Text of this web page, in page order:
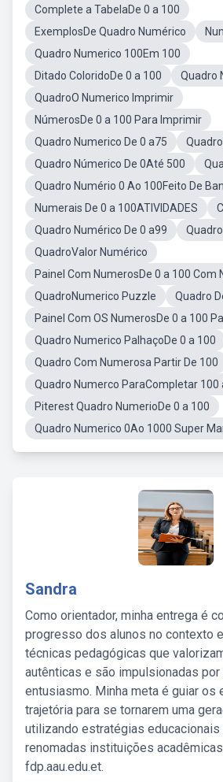
Complete a TabelaDe 0 a 100
ExemplosDe Quadro Numérico
Quadro Numerico 100Em 100
Ditado ColoridoDe 0 a 100
Quadro
QuadroO Numerico Imprimir
NúmerosDe 0 a 100 Para Imprimir
Quadro Numerico De 0 a75
Quadro Númerico De 0Até 500
Quadro Numério 0 Ao 100Feito De
Numerais De 0 a 100ATIVIDADES
Quadro Numérico De 0 a99
QuadroValor Numérico
Painel Com NumerosDe 0 a 100 Com
QuadroNumerico Puzzle
Quadro
Painel Com OS NumerosDe 0 a 100
Quadro Numerico PalhaçoDe 0 a 100
Quadro Com Numerosa Partir De 100
Quadro Numerco ParaCompletar 100
Piterest Quadro NumerioDe 0 a 100
Quadro Numerico 0Ao 1000 Super
Sandra
Como orientador, minha entrega é
progresso dos alunos no contexto
técnicas pedagógicas que
autênticas e são impulsionadas
entusiasmo. Minha meta é guiar os
trajetória para se tornarem uma
utilizando estratégias
renomadas instituições
fdp.aau.edu.et.